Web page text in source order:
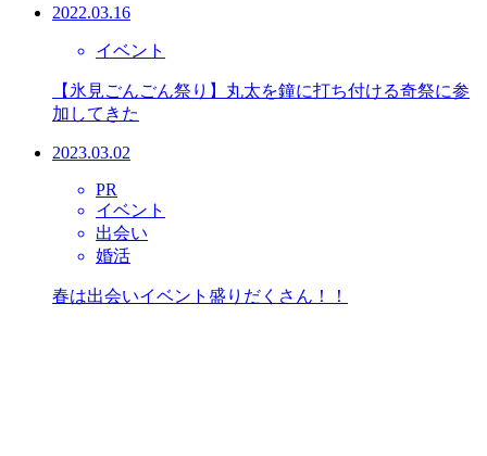
2022.03.16
イベント
【氷見ごんごん祭り】丸太を鐘に打ち付ける奇祭に参
加してきた
2023.03.02
PR
イベント
出会い
婚活
春は出会いイベント盛りだくさん！！